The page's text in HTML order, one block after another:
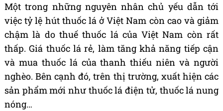
Một trong những nguyên nhân chủ yếu dẫn tới
việc tỷ lệ hút thuốc lá ở Việt Nam còn cao và giảm
chậm là do thuế thuốc lá của Việt Nam còn rất
thấp. Giá thuốc lá rẻ, làm tăng khả năng tiếp cận
và mua thuốc lá của thanh thiếu niên và người
nghèo. Bên cạnh đó, trên thị trường, xuất hiện các
sản phẩm mới như thuốc lá điện tử, thuốc lá nung
nóng…